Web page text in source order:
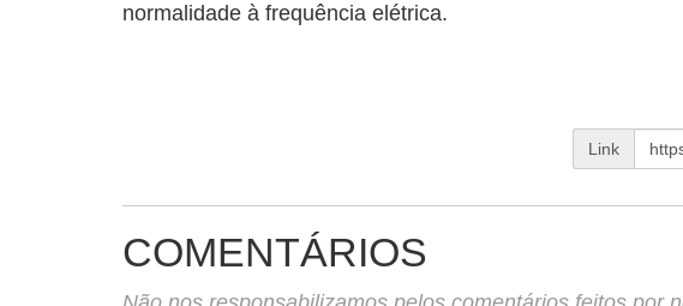
normalidade à frequência elétrica.
Link
COMENTÁRIOS